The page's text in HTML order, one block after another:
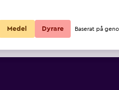
609 kr
Medel Dyrare Baserat på